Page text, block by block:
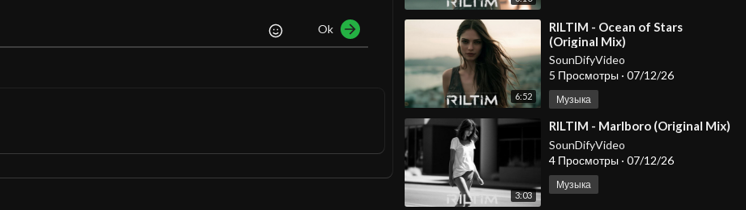
6:52
⁣RILTIM - Ocean of Stars
(Original Mix)
SounDifyVideo
5 Просмотры · 07/12/26
Музыка
3:03
⁣RILTIM - Marlboro (Original Mix)
SounDifyVideo
4 Просмотры · 07/12/26
Музыка
Ok